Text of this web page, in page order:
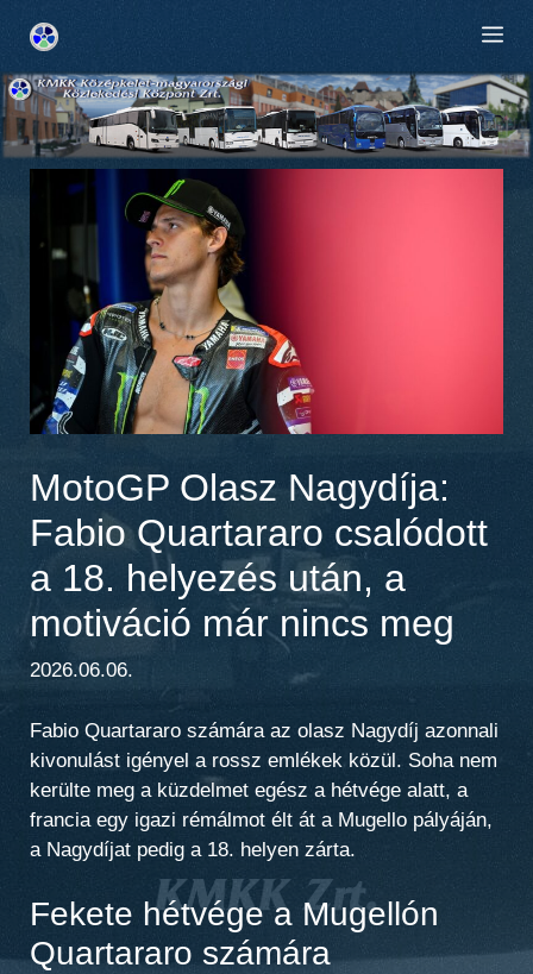
tartalomba
MotoGP Olasz Nagydíja:
Fabio Quartararo csalódott
a 18. helyezés után, a
motiváció már nincs meg
2026.06.06.
Fabio Quartararo számára az olasz Nagydíj azonnali
kivonulást igényel a rossz emlékek közül. Soha nem
kerülte meg a küzdelmet egész a hétvége alatt, a
francia egy igazi rémálmot élt át a Mugello pályáján,
a Nagydíjat pedig a 18. helyen zárta.
Fekete hétvége a Mugellón
Quartararo számára